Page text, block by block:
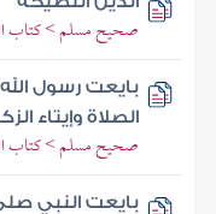
صحيح مسلم > كتاب
بايعت رسول
الصلاة وإيتاء
صحيح مسلم > كتاب
بايعت النبي